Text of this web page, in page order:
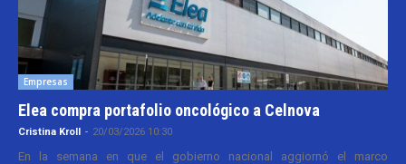
Empresas
Elea compra portafolio oncológico a Celnova
Cristina Kroll - 20/03/2026 10:30
En la semana en que el gobierno nacional aggiornó el marco